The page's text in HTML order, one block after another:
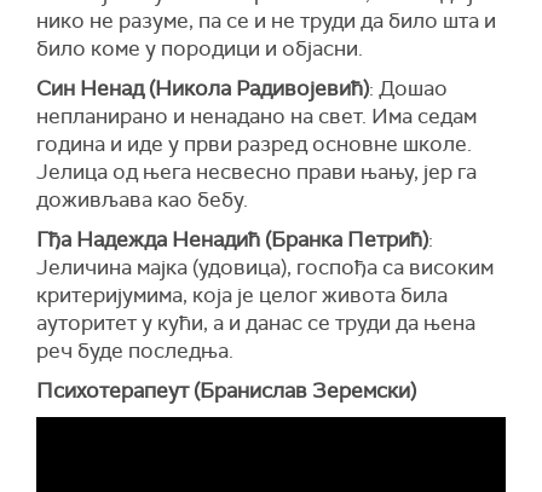
нико не разуме, па се и не труди да било шта и
било коме у породици и објасни.
Син Ненад (Никола Радивојевић): Дошао
непланирано и ненадано на свет. Има седам
година и иде у први разред основне школе.
Јелица од њега несвесно прави њању, јер га
доживљава као бебу.
Гђа Надежда Ненадић (Бранка Петрић):
Јеличина мајка (удовица), госпођа са високим
критеријумима, која је целог живота била
ауторитет у кући, а и данас се труди да њена
реч буде последња.
Психотерапеут (Бранислав Зеремски)